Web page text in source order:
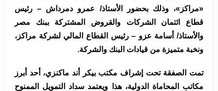
«مراكز»، وذلك بحضور الأستاذ/ عمرو دمرداش – رئيس
قطاع ائتمان الشركات والقروض المشتركة ببنك مصر
والأستاذ/ أسامة عزو – رئيس القطاع المالي لشركة مراكز،
ونخبة متميزة من قيادات البنك والشركة.
تمت الصفقة تحت إشراف مكتب بيكر أند ماكنزي، أحد أبرز
مكاتب المحاماة الدولية، هذا ويعتمد سداد التمويل الممنوح